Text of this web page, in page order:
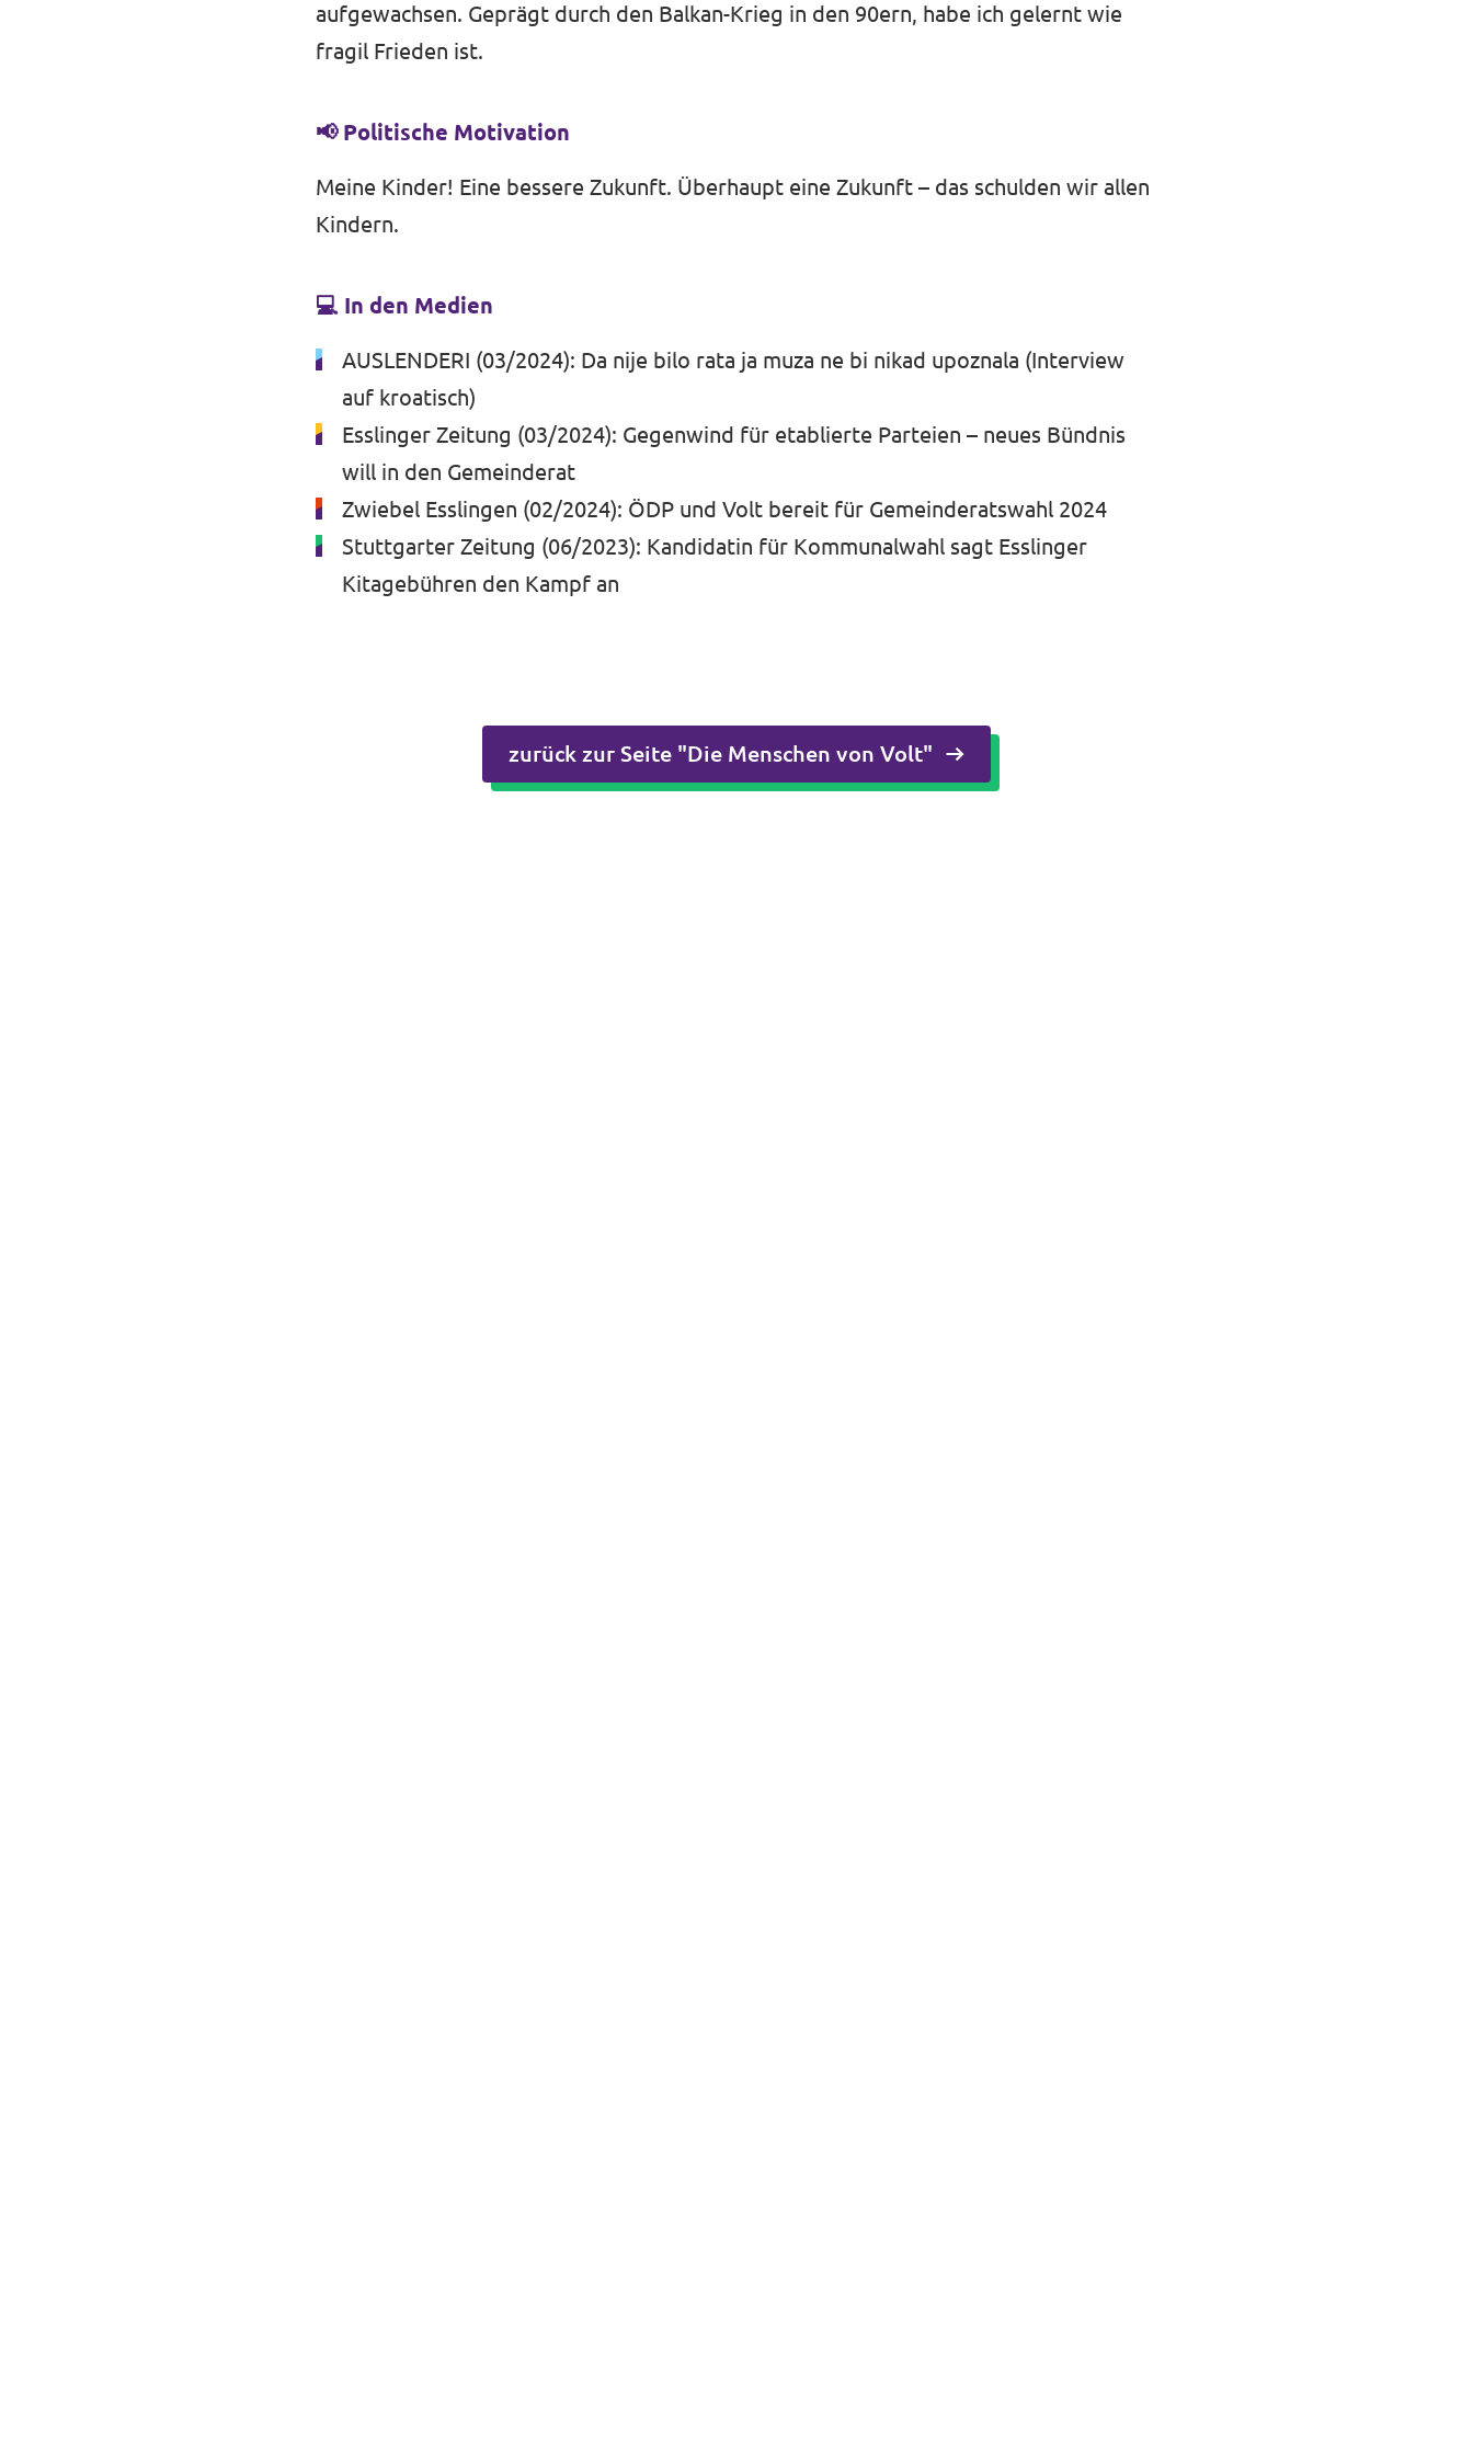
aufgewachsen. Geprägt durch den Balkan-Krieg in den 90ern, habe ich gelernt wie
fragil Frieden ist.
📢 Politische Motivation
Meine Kinder! Eine bessere Zukunft. Überhaupt eine Zukunft – das schulden wir allen
Kindern.
💻 In den Medien
AUSLENDERI (03/2024): Da nije bilo rata ja muza ne bi nikad upoznala (Interview
auf kroatisch)
Esslinger Zeitung (03/2024): Gegenwind für etablierte Parteien – neues Bündnis
will in den Gemeinderat
Zwiebel Esslingen (02/2024): ÖDP und Volt bereit für Gemeinderatswahl 2024
Stuttgarter Zeitung (06/2023): Kandidatin für Kommunalwahl sagt Esslinger
Kitagebühren den Kampf an
zurück zur Seite "Die Menschen von Volt"